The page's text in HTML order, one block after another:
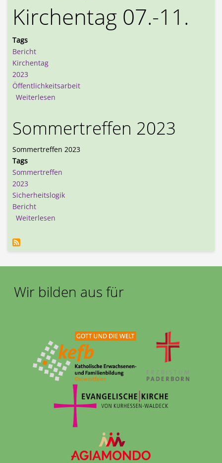
Kirchentag 07.-11.
Tags
Bericht
Kirchentag
2023
Öffentlichkeitsarbeit
Weiterlesen
Sommertreffen 2023
Sommertreffen 2023
Tags
Sommertreffen
2023
Sicherheitslogik
Bericht
Weiterlesen
Wir bilden aus für